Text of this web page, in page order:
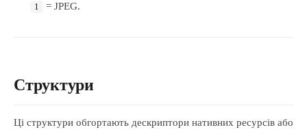
1 = JPEG.
Структури
Ці структури обгортають дескриптори нативних ресурсів або